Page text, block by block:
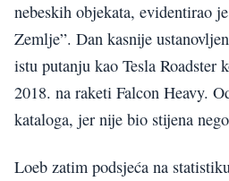
nebeskih objekata, evidentirao
Zemlje”. Dan kasnije
istu putanju kao Tesla Roadster
2018. na raketi Falcon Heavy.
kataloga, jer nije bio stijena
Loeb zatim podsjeća na